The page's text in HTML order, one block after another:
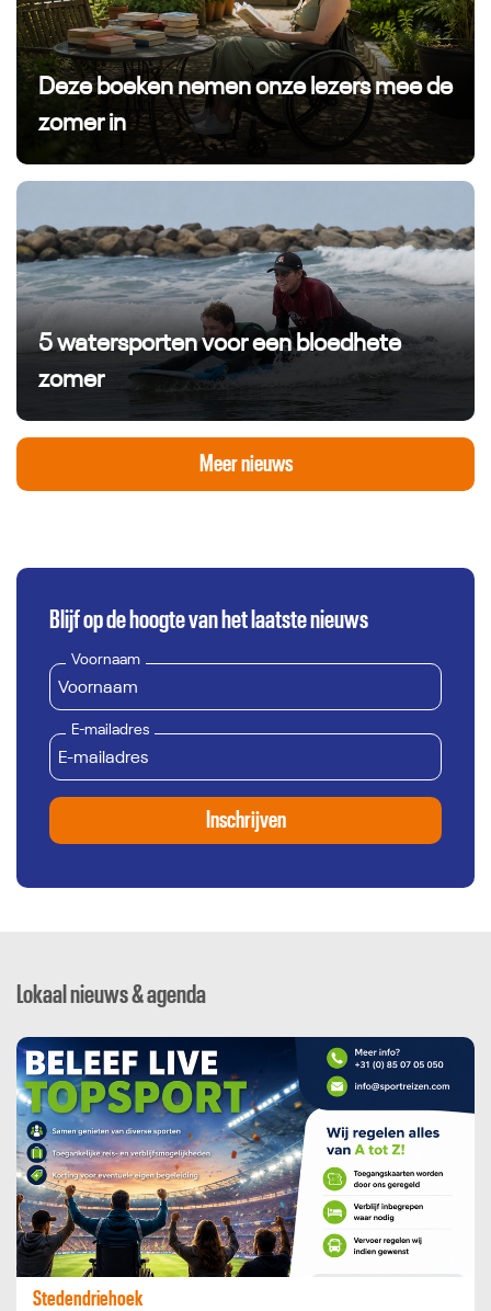
Deze boeken nemen onze lezers mee de
zomer in
5 watersporten voor een bloedhete
zomer
Meer nieuws
Blijf op de hoogte van het laatste nieuws
Voornaam
E-mailadres
Inschrijven
Lokaal nieuws & agenda
Stedendriehoek